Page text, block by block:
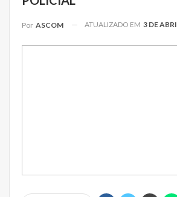
Por ASCOM ATUALIZADO EM 3 DE